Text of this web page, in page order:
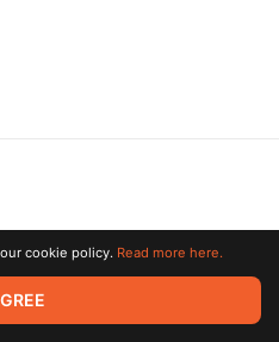
rights reserved. All trademarks
owners.
cookie policy. Read more here.